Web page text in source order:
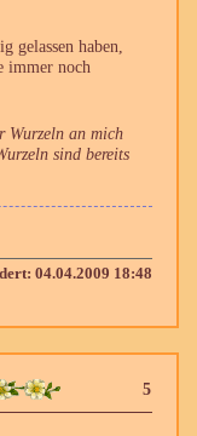
gelassen haben,
immer noch
Wurzeln an mich
sind bereits
04.04.2009 18:48
5